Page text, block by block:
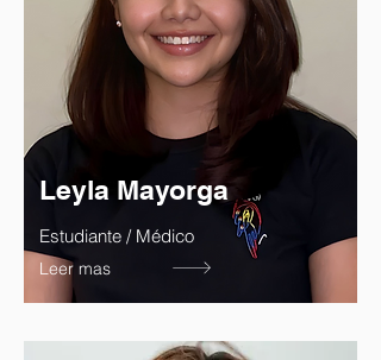
Leyla Mayorga
Leer mas
Estudiante / Médico